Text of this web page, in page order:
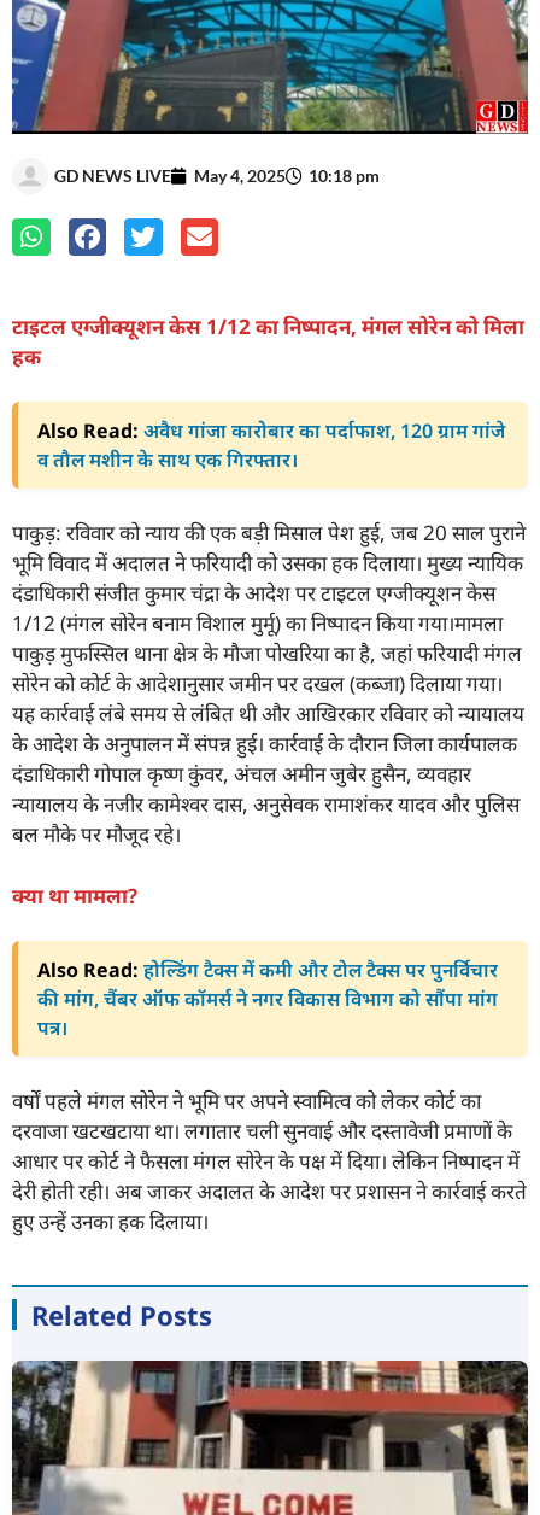
GD NEWS LIVE May 4, 2025 10:18 pm
टाइटल एग्जीक्यूशन केस 1/12 का निष्पादन, मंगल सोरेन को मिला
हक
Also Read: अवैध गांजा कारोबार का पर्दाफाश, 120 ग्राम गांजे
व तौल मशीन के साथ एक गिरफ्तार।
पाकुड़: रविवार को न्याय की एक बड़ी मिसाल पेश हुई, जब 20 साल पुराने
भूमि विवाद में अदालत ने फरियादी को उसका हक दिलाया। मुख्य न्यायिक
दंडाधिकारी संजीत कुमार चंद्रा के आदेश पर टाइटल एग्जीक्यूशन केस
1/12 (मंगल सोरेन बनाम विशाल मुर्मू) का निष्पादन किया गया।मामला
पाकुड़ मुफस्सिल थाना क्षेत्र के मौजा पोखरिया का है, जहां फरियादी मंगल
सोरेन को कोर्ट के आदेशानुसार जमीन पर दखल (कब्जा) दिलाया गया।
यह कार्रवाई लंबे समय से लंबित थी और आखिरकार रविवार को न्यायालय
के आदेश के अनुपालन में संपन्न हुई। कार्रवाई के दौरान जिला कार्यपालक
दंडाधिकारी गोपाल कृष्ण कुंवर, अंचल अमीन जुबेर हुसैन, व्यवहार
न्यायालय के नजीर कामेश्वर दास, अनुसेवक रामाशंकर यादव और पुलिस
बल मौके पर मौजूद रहे।
क्या था मामला?
Also Read: होल्डिंग टैक्स में कमी और टोल टैक्स पर पुनर्विचार
की मांग, चैंबर ऑफ कॉमर्स ने नगर विकास विभाग को सौंपा मांग
पत्र।
वर्षों पहले मंगल सोरेन ने भूमि पर अपने स्वामित्व को लेकर कोर्ट का
दरवाजा खटखटाया था। लगातार चली सुनवाई और दस्तावेजी प्रमाणों के
आधार पर कोर्ट ने फैसला मंगल सोरेन के पक्ष में दिया। लेकिन निष्पादन में
देरी होती रही। अब जाकर अदालत के आदेश पर प्रशासन ने कार्रवाई करते
हुए उन्हें उनका हक दिलाया।
Related Posts